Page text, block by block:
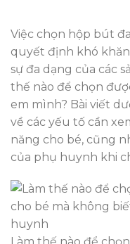
Việc chọn hộp bút
quyết định khó
sự đa dạng của các
thế nào để chọn
em mình? Bài viết
về các yếu tố cần
năng cho bé, cũng
của phụ huynh khi